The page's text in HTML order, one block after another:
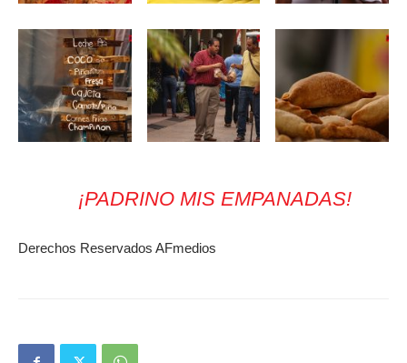
¡PADRINO MIS EMPANADAS!
Derechos Reservados AFmedios